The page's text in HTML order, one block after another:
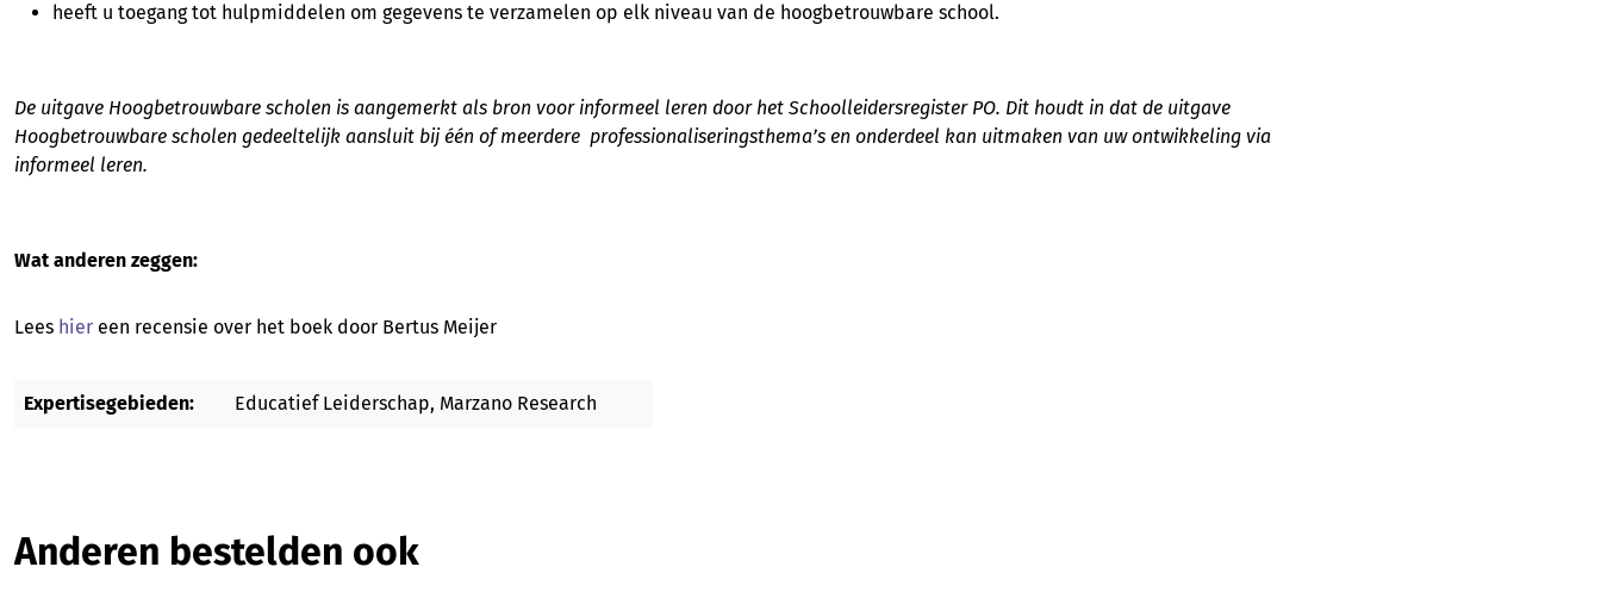
heeft u toegang tot hulpmiddelen om gegevens te verzamelen op elk niveau van de hoogbetrouwbare school.
De uitgave Hoogbetrouwbare scholen is aangemerkt als bron voor informeel leren door het Schoolleidersregister PO. Dit houdt in dat de uitgave
Hoogbetrouwbare scholen gedeeltelijk aansluit bij één of meerdere professionaliseringsthema’s en onderdeel kan uitmaken van uw ontwikkeling via
informeel leren.
Wat anderen zeggen:
Lees hier een recensie over het boek door Bertus Meijer
Expertisegebieden: Educatief Leiderschap, Marzano Research
Productgalerij overslaan
Anderen bestelden ook